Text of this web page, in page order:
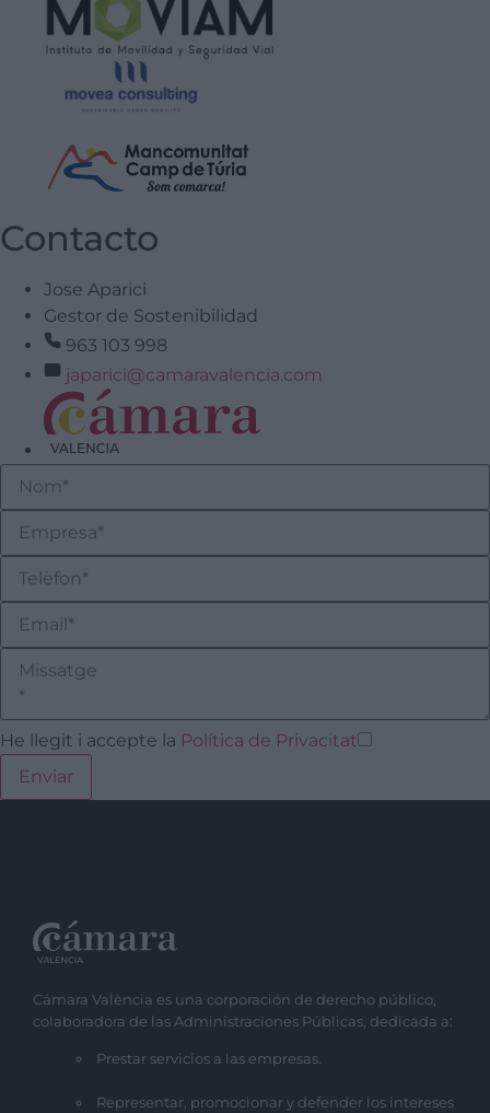
Contacto
Jose Aparici
Gestor de Sostenibilidad
963 103 998
japarici@camaravalencia.com
He llegit i accepte la Política de Privacitat
Cámara València es una corporación de derecho público,
colaboradora de las Administraciones Públicas, dedicada a:
Prestar servicios a las empresas.
Representar, promocionar y defender los intereses